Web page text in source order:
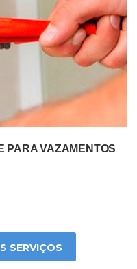
PARA VAZAMENTOS
SERVIÇOS